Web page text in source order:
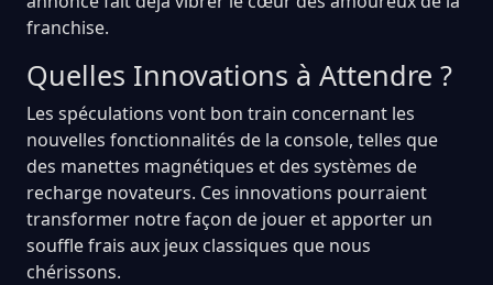
franchise.
Quelles Innovations à Attendre ?
Les spéculations vont bon train concernant les
nouvelles fonctionnalités de la console, telles que
des manettes magnétiques et des systèmes de
recharge novateurs. Ces innovations pourraient
transformer notre façon de jouer et apporter un
souffle frais aux jeux classiques que nous
chérissons.